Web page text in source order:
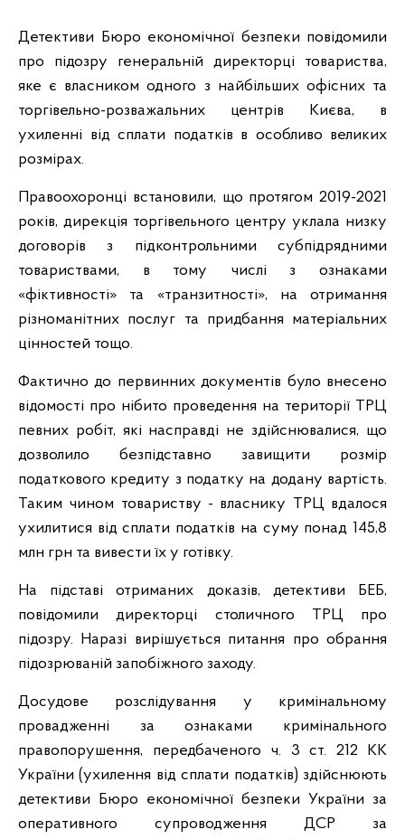
Детективи Бюро економічної безпеки повідомили
про підозру генеральній директорці товариства,
яке є власником одного з найбільших офісних та
торгівельно-розважальних центрів Києва, в
ухиленні від сплати податків в особливо великих
розмірах.
Правоохоронці встановили, що протягом 2019-2021
років, дирекція торгівельного центру уклала низку
договорів з підконтрольними субпідрядними
товариствами, в тому числі з ознаками
«фіктивності» та «транзитності», на отримання
різноманітних послуг та придбання матеріальних
цінностей тощо.
Фактично до первинних документів було внесено
відомості про нібито проведення на території ТРЦ
певних робіт, які насправді не здійснювалися, що
дозволило безпідставно завищити розмір
податкового кредиту з податку на додану вартість.
Таким чином товариству - власнику ТРЦ вдалося
ухилитися від сплати податків на суму понад 145,8
млн грн та вивести їх у готівку.
На підставі отриманих доказів, детективи БЕБ,
повідомили директорці столичного ТРЦ про
підозру. Наразі вирішується питання про обрання
підозрюваній запобіжного заходу.
Досудове розслідування у кримінальному
провадженні за ознаками кримінального
правопорушення, передбаченого ч. 3 ст. 212 КК
України (ухилення від сплати податків) здійснюють
детективи Бюро економічної безпеки України за
оперативного супроводження ДСР за